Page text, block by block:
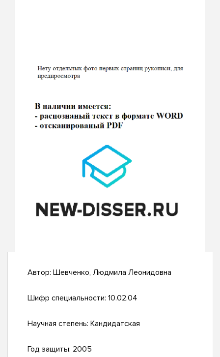
Автор: Шевченко, Людмила Леонидовна
Шифр специальности: 10.02.04
Научная степень: Кандидатская
Год защиты: 2005